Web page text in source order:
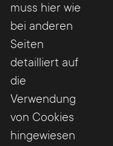
muss hier wie
bei anderen
Seiten
detailliert auf
die
Verwendung
von Cookies
hingewiesen